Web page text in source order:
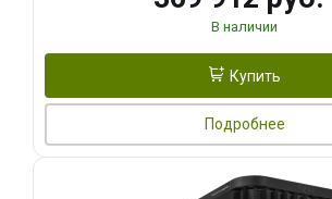
В наличии
Купить
Подробнее